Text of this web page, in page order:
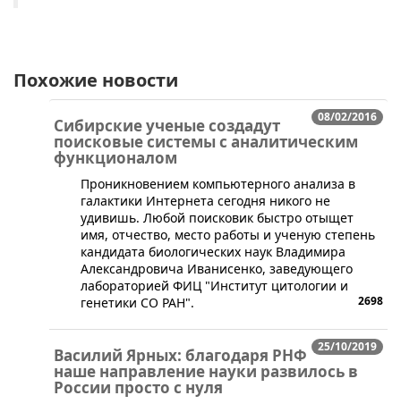
Похожие новости
08/02/2016
Сибирские ученые создадут
поисковые системы с аналитическим
функционалом
​Проникновением компьютерного анализа в
галактики Интернета сегодня никого не
удивишь. Любой поисковик быстро отыщет
имя, отчество, место работы и ученую степень
кандидата биологических наук Владимира
Александровича Иванисенко, заведующего
лабораторией ФИЦ "Институт цитологии и
генетики СО РАН".
2698
25/10/2019
Василий Ярных: благодаря РНФ
наше направление науки развилось в
России просто с нуля